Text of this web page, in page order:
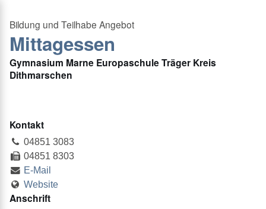
Mittagessen
Gymnasium Marne Europaschule Träger Kreis
Dithmarschen
Kontakt
04851 3083
04851 8303
E-Mail
Website
Anschrift